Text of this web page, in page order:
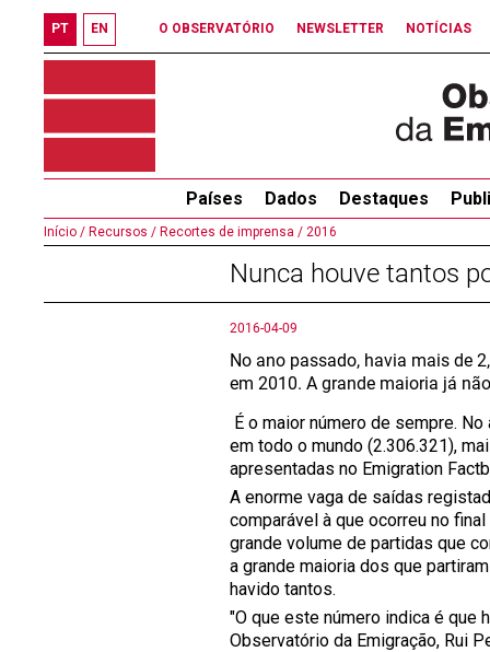
PT EN O OBSERVATÓRIO NEWSLETTER NOTÍCIAS
Países Dados Destaques
Início / Recursos / Recortes de imprensa / 2016
Nunca houve tantos
2016-04-09
No ano passado, havia mais de
em 2010. A grande maioria já
É o maior número de sempre.
em todo o mundo (2.306.321),
apresentadas no Emigration
A enorme vaga de saídas
comparável à que ocorreu no
grande volume de partidas que
a grande maioria dos que
havido tantos.
"O que este número indica é que
Observatório da Emigração, Rui